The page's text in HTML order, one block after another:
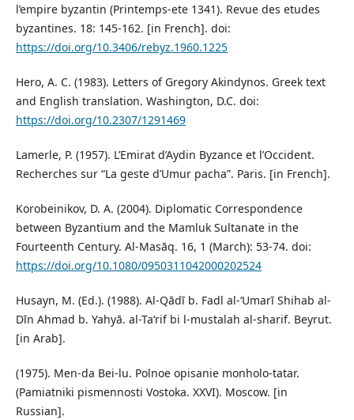
l’empire byzantin (Printemps-ete 1341). Revue des etudes
byzantines. 18: 145-162. [in French]. doi:
https://doi.org/10.3406/rebyz.1960.1225
Hero, A. C. (1983). Letters of Gregory Akindynos. Greek text
and English translation. Washington, D.C. doi:
https://doi.org/10.2307/1291469
Lamerle, P. (1957). L’Emirat d’Aydin Byzance et l’Occident.
Recherches sur “La geste d’Umur pacha”. Paris. [in French].
Korobeinikov, D. A. (2004). Diplomatic Correspondence
between Byzantium and the Mamluk Sultanate in the
Fourteenth Century. Al-Masāq. 16, 1 (March): 53-74. doi:
https://doi.org/10.1080/0950311042000202524
Husayn, M. (Ed.). (1988). Al-Qādī b. Fadl al-ʻUmarī Shihab al-
Dīn Ahmad b. Yahyā. al-Taʻrif bi l-mustalah al-sharif. Beyrut.
[in Arab].
(1975). Men-da Bei-lu. Polnoe opisanie monholo-tatar.
(Pamiatniki pismennosti Vostoka. XXVI). Moscow. [in
Russian].